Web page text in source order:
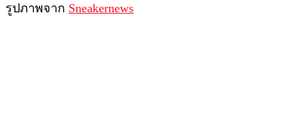
รูปภาพจาก Sneakernews